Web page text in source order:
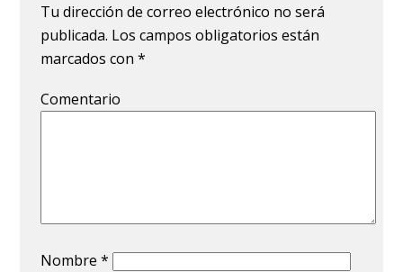
Tu dirección de correo electrónico no será
publicada. Los campos obligatorios están
marcados con*
Comentario
Nombre*